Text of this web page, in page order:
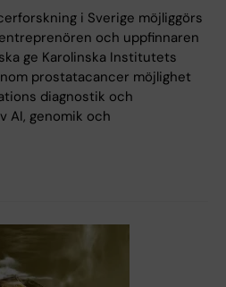
i Sverige möjliggörs
och uppfinnaren
ge Karolinska Institutets
prostatacancer möjlighet
diagnostik och
AI, genomik och